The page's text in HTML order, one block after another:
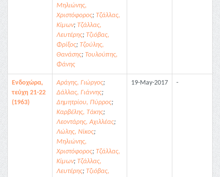
Μηλιώνης,
Χριστόφορος; Τζάλλας,
Κίμων; Τζάλλας,
Λευτέρης; Τζιόβας,
Φρίξος; Τζούλης,
Θανάσης; Τουλούπης,
Φάνης
Ενδοχώρα,
τεύχη 21-22
(1963)
Αράγης, Γιώργος;
Δάλλας, Γιάννης;
Δημητρίου, Πύρρος;
Καρβέλης, Τάκης;
Λεοντάρης, Αχιλλέας;
Λώλης, Νίκος;
Μηλιώνης,
Χριστόφορος; Τζάλλας,
Κίμων; Τζάλλας,
Λευτέρης; Τζιόβας,
19-May-2017 -